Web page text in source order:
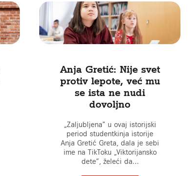
Anja Gretić: Nije svet
protiv lepote, već mu
se ista ne nudi
dovoljno
„Zaljubljena” u ovaj istorijski
period studentkinja istorije
Anja Gretić Greta, dala je sebi
ime na TikToku „Viktorijansko
dete”, želeći da…